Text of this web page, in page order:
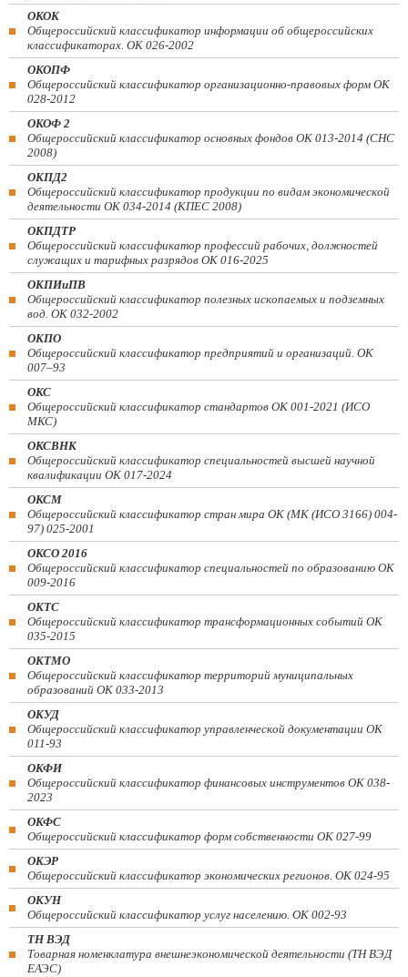
ОКОК
Общероссийский классификатор информации об общероссийских
классификаторах. ОК 026-2002
ОКОПФ
Общероссийский классификатор организационно-правовых форм ОК
028-2012
ОКОФ 2
Общероссийский классификатор основных фондов ОК 013-2014 (СНС
2008)
ОКПД2
Общероссийский классификатор продукции по видам экономической
деятельности ОК 034-2014 (КПЕС 2008)
ОКПДТР
Общероссийский классификатор профессий рабочих, должностей
служащих и тарифных разрядов ОК 016-2025
ОКПИиПВ
Общероссийский классификатор полезных ископаемых и подземных
вод. ОК 032-2002
ОКПО
Общероссийский классификатор предприятий и организаций. ОК
007–93
ОКС
Общероссийский классификатор стандартов ОК 001-2021 (ИСО
МКС)
ОКСВНК
Общероссийский классификатор специальностей высшей научной
квалификации ОК 017-2024
ОКСМ
Общероссийский классификатор стран мира ОК (МК (ИСО 3166) 004-
97) 025-2001
ОКСО 2016
Общероссийский классификатор специальностей по образованию ОК
009-2016
ОКТС
Общероссийский классификатор трансформационных событий ОК
035-2015
ОКТМО
Общероссийский классификатор территорий муниципальных
образований ОК 033-2013
ОКУД
Общероссийский классификатор управленческой документации ОК
011-93
ОКФИ
Общероссийский классификатор финансовых инструментов OK 038-
2023
ОКФС
Общероссийский классификатор форм собственности ОК 027-99
ОКЭР
Общероссийский классификатор экономических регионов. ОК 024-95
ОКУН
Общероссийский классификатор услуг населению. ОК 002-93
ТН ВЭД
Товарная номенклатура внешнеэкономической деятельности (ТН ВЭД
ЕАЭС)